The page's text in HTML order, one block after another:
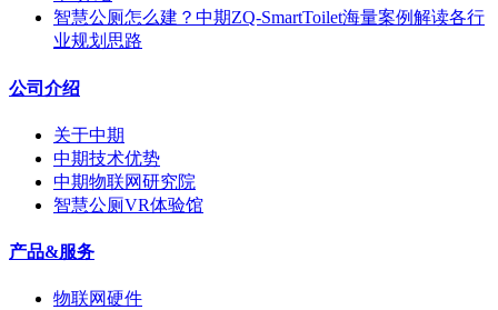
智慧公厕怎么建？中期ZQ-SmartToilet海量案例解读各行
业规划思路
公司介绍
关于中期
中期技术优势
中期物联网研究院
智慧公厕VR体验馆
产品&服务
物联网硬件